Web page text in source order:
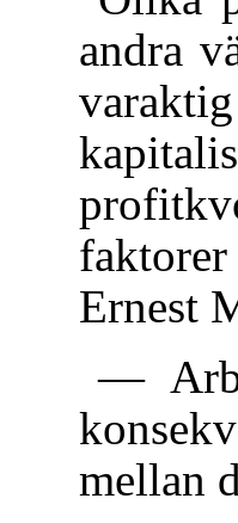
andra
Ernest
—
mellan